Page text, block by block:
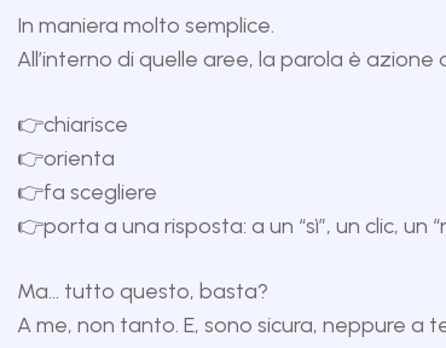
In maniera molto semplice.
All’interno di quelle aree, la parola è azione
👉chiarisce
👉orienta
👉fa scegliere
👉porta a una risposta: a un “sì”, un clic, un
Ma… tutto questo, basta?
A me, non tanto. E, sono sicura, neppure a